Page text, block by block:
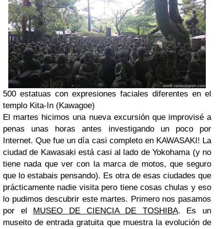
500 estatuas con expresiones faciales diferentes en el
templo Kita-In (Kawagoe)
El martes hicimos una nueva excursión que improvisé a
penas unas horas antes investigando un poco por
Internet. Que fue un día casi completo en KAWASAKI! La
ciudad de Kawasaki está casi al lado de Yokohama (y no
tiene nada que ver con la marca de motos, que seguro
que lo estabais pensando). Es otra de esas ciudades que
prácticamente nadie visita pero tiene cosas chulas y eso
lo pudimos descubrir este martes. Primero nos pasamos
por el MUSEO DE CIENCIA DE TOSHIBA. Es un
museito de entrada gratuita que muestra la evolución de